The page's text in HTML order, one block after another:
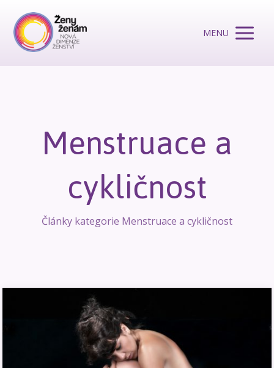
MENU
Menstruace a
cykličnost
Články kategorie Menstruace a cykličnost